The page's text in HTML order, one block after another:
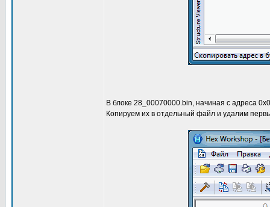
В блоке 28_00070000.bin, начиная c адреса
Копируем их в отдельный файл и удалим